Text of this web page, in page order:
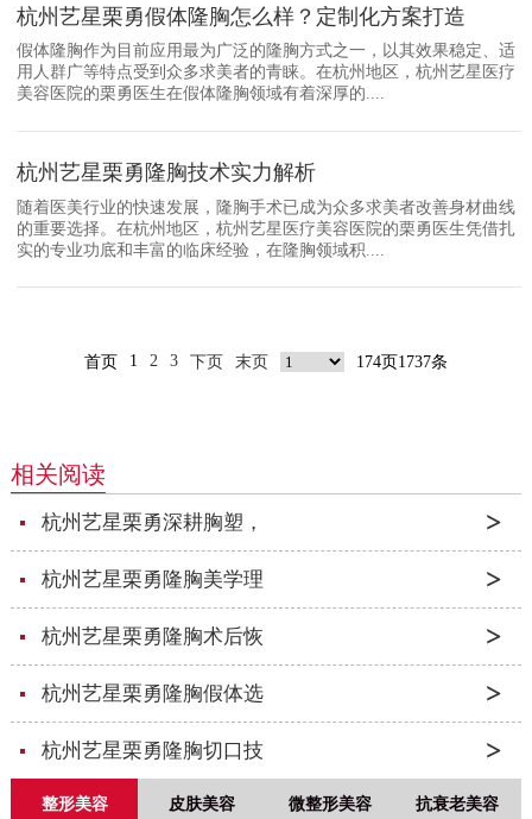
杭州艺星栗勇假体隆胸怎么样？定制化方案打造
假体隆胸作为目前应用最为广泛的隆胸方式之一，以其效果稳定、适
用人群广等特点受到众多求美者的青睐。在杭州地区，杭州艺星医疗
美容医院的栗勇医生在假体隆胸领域有着深厚的....
杭州艺星栗勇隆胸技术实力解析
随着医美行业的快速发展，隆胸手术已成为众多求美者改善身材曲线
的重要选择。在杭州地区，杭州艺星医疗美容医院的栗勇医生凭借扎
实的专业功底和丰富的临床经验，在隆胸领域积....
首页 1 2 3 下页 末页 174页1737条
相关阅读
杭州艺星栗勇深耕胸塑，
杭州艺星栗勇隆胸美学理
杭州艺星栗勇隆胸术后恢
杭州艺星栗勇隆胸假体选
杭州艺星栗勇隆胸切口技
整形美容 皮肤美容 微整形美容 抗衰老美容